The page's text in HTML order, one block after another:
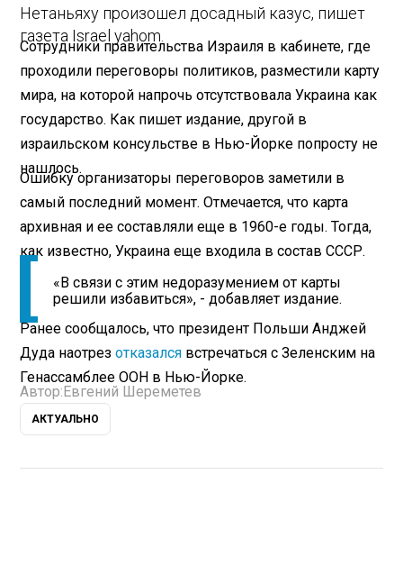
Нетаньяху произошел досадный казус, пишет
газета Israel yahom.
Сотрудники правительства Израиля в кабинете, где
проходили переговоры политиков, разместили карту
мира, на которой напрочь отсутствовала Украина как
государство. Как пишет издание, другой в
израильском консульстве в Нью-Йорке попросту не
нашлось.
Ошибку организаторы переговоров заметили в
самый последний момент. Отмечается, что карта
архивная и ее составляли еще в 1960-е годы. Тогда,
как известно, Украина еще входила в состав СССР.
«В связи с этим недоразумением от карты
решили избавиться», - добавляет издание.
Ранее сообщалось, что президент Польши Анджей
Дуда наотрезотказался встречаться с Зеленским на
Генассамблее ООН в Нью-Йорке.
Автор: Евгений Шереметев
АКТУАЛЬНО